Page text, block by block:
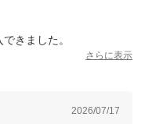
きました。
さらに表示
2026/07/17